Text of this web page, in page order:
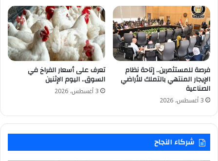
فرصة للمستثمرين.. إتاحة نظام
الإيجار المنتهي بالتملك للأراضي
الصناعية
3 أغسطس، 2026
تعرف على أسعار الفراخ في
السوق.. اليوم الإثنين
3 أغسطس، 2026
شركاء النجاح